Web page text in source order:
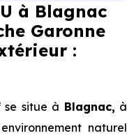
à Blagnac
Garonne
:
se situe à Blagnac, à
naturel